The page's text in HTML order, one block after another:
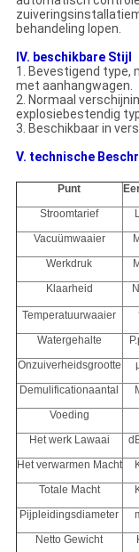
behandeling lopen.
IV. beschikbare Stijl
1. Bevestigend type,
met aanhangwagen.
2. Normaal
explosiebestendig
3. Beschikbaar in
V. technische
Punt
Stroomtarief
Vacuümwaaier
Werkdruk
Klaarheid
Temperatuurwaaier
Watergehalte
Onzuiverheidsgrootte
Demulificationaantal
Voeding
Het werk Lawaai
Het verwarmen Macht
Totale Macht
Pijpleidingsdiameter
Netto Gewicht